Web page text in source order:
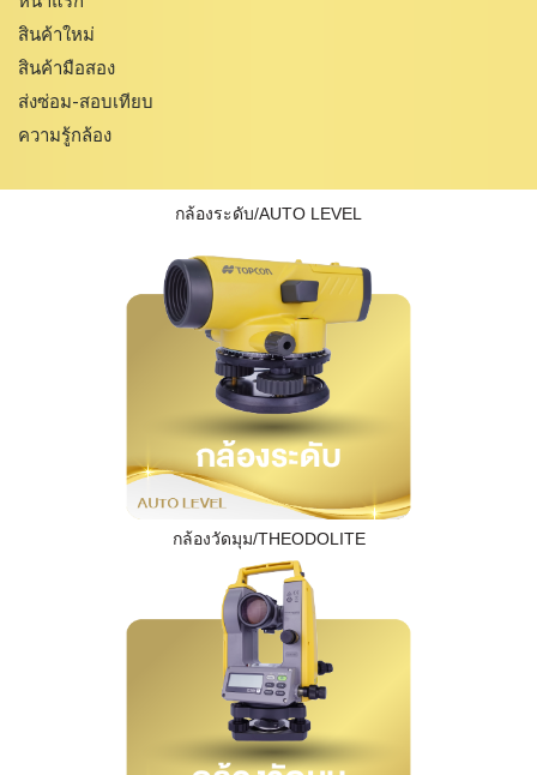
สินค้าใหม่
สินค้ามือสอง
ส่งซ่อม-สอบเทียบ
ความรู้กล้อง
กล้องระดับ/AUTO LEVEL
กล้องวัดมุม/THEODOLITE